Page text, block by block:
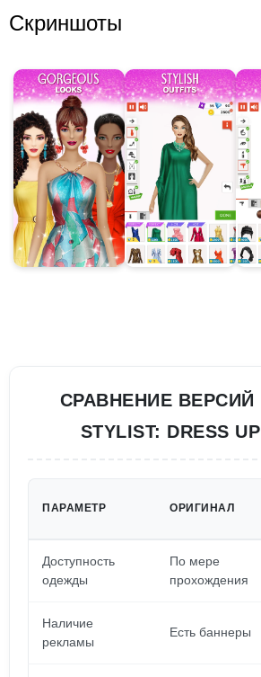
Скриншоты
СРАВНЕНИЕ ВЕРСИЙ
STYLIST: DRESS
ПАРАМЕТР ОРИГИНАЛ
Доступность
одежды
По мере
прохождения
Наличие
рекламы
Есть баннеры